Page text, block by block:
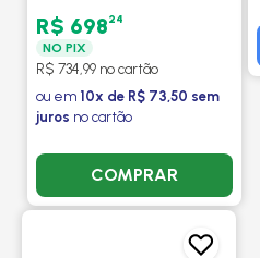
R$ 69824
NO PIX
R$ 734,99 no cartão
ou em 10x de R$ 73,50 sem
juros no cartão
COMPRAR